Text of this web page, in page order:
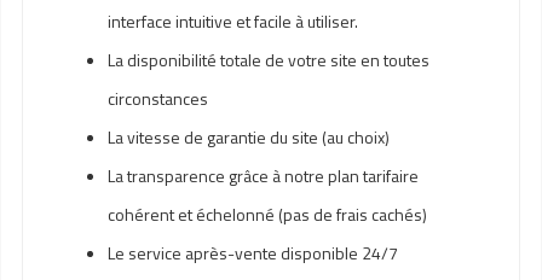
interface intuitive et facile à utiliser.
La disponibilité totale de votre site en toutes
circonstances
La vitesse de garantie du site (au choix)
La transparence grâce à notre plan tarifaire
cohérent et échelonné (pas de frais cachés)
Le service après-vente disponible 24/7